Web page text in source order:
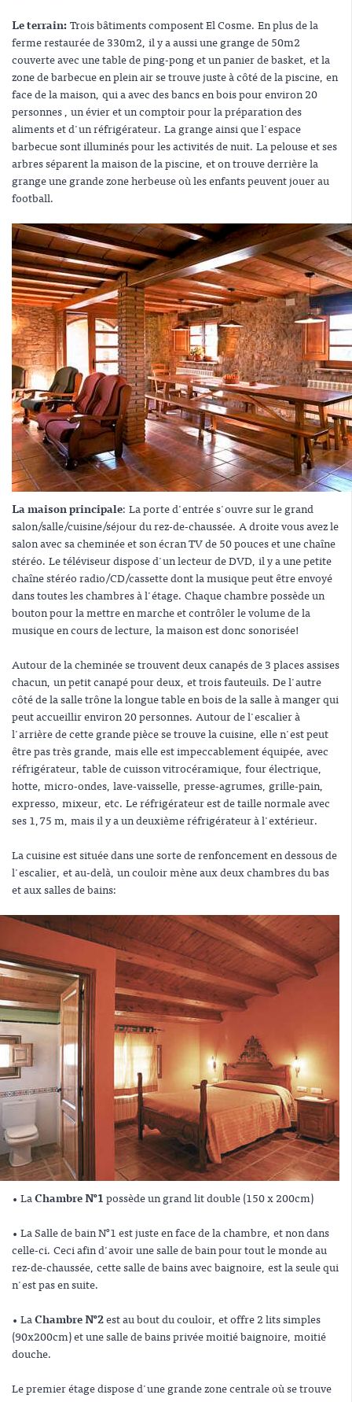
Le terrain:Trois bâtiments composent El Cosme. En plus de la
ferme restaurée de 330m2, il y a aussi une grange de 50m2
couverte avec une table de ping-pong et un panier de basket, et la
zone de barbecue en plein air se trouve juste à côté de la piscine, en
face de la maison, qui a avec des bancs en bois pour environ 20
personnes , un évier et un comptoir pour la préparation des
aliments et d'un réfrigérateur. La grange ainsi que l'espace
barbecue sont illuminés pour les activités de nuit. La pelouse et ses
arbres séparent la maison de la piscine, et on trouve derrière la
grange une grande zone herbeuse où les enfants peuvent jouer au
football.
La maison principale: La porte d'entrée s'ouvre sur le grand
salon/salle/cuisine/séjour du rez-de-chaussée. A droite vous avez le
salon avec sa cheminée et son écran TV de 50 pouces et une chaîne
stéréo. Le téléviseur dispose d'un lecteur de DVD, il y a une petite
chaîne stéréo radio/CD/cassette dont la musique peut être envoyé
dans toutes les chambres à l'étage. Chaque chambre possède un
bouton pour la mettre en marche et contrôler le volume de la
musique en cours de lecture, la maison est donc sonorisée!
Autour de la cheminée se trouvent deux canapés de 3 places assises
chacun, un petit canapé pour deux, et trois fauteuils. De l'autre
côté de la salle trône la longue table en bois de la salle à manger qui
peut accueillir environ 20 personnes. Autour de l'escalier à
l'arrière de cette grande pièce se trouve la cuisine, elle n'est peut
être pas très grande, mais elle est impeccablement équipée, avec
réfrigérateur, table de cuisson vitrocéramique, four électrique,
hotte, micro-ondes, lave-vaisselle, presse-agrumes, grille-pain,
expresso, mixeur, etc. Le réfrigérateur est de taille normale avec
ses 1,75 m, mais il y a un deuxième réfrigérateur à l'extérieur.
La cuisine est située dans une sorte de renfoncement en dessous de
l'escalier, et au-delà, un couloir mène aux deux chambres du bas
et aux salles de bains:
• LaChambre N°1possède un grand lit double (150 x 200cm)
• La Salle de bain N°1 est juste en face de la chambre, et non dans
celle-ci. Ceci afin d'avoir une salle de bain pour tout le monde au
rez-de-chaussée, cette salle de bains avec baignoire, est la seule qui
n'est pas en suite.
• LaChambre N°2est au bout du couloir, et offre 2 lits simples
(90x200cm) et une salle de bains privée moitié baignoire, moitié
douche.
Le premier étage dispose d'une grande zone centrale où se trouve